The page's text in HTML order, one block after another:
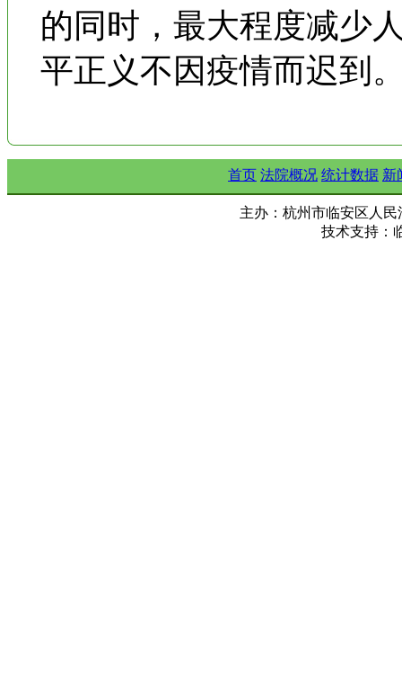
的同时，最大程度减少
平正义不因疫情而迟到
首页 法院概况 统计数据 新
主办：杭州市临安区人民
技术支持：